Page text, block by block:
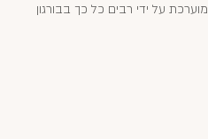
על ידי רבים כל כך בבורגון